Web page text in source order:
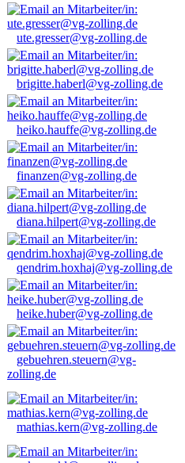
ute.gresser@vg-zolling.de
brigitte.haberl@vg-zolling.de
heiko.hauffe@vg-zolling.de
finanzen@vg-zolling.de
diana.hilpert@vg-zolling.de
qendrim.hoxhaj@vg-zolling.de
heike.huber@vg-zolling.de
gebuehren.steuern@vg-
zolling.de
mathias.kern@vg-zolling.de